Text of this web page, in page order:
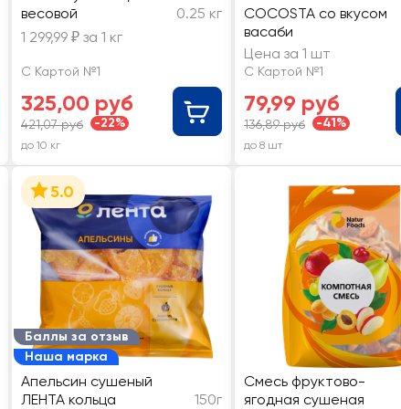
весовой
0.25 кг
1 299,99 ₽ за 1 кг
С Картой №1
325,00 руб
421,07 руб -22%
до 10 кг
COCOSTA со вкусом
васаби
Цена за 1 шт
С Картой №1
79,99 руб
136,89 руб -41%
до 8 шт
Баллы за отзыв
Наша марка
5.0
Апельсин сушеный
ЛЕНТА кольца
150г
Смесь фруктово-
ягодная сушеная